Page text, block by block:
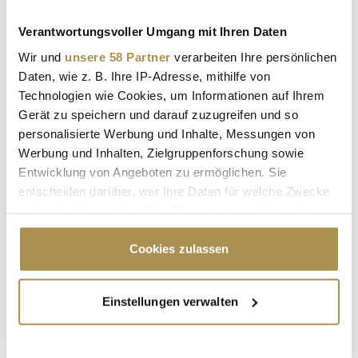
Verantwortungsvoller Umgang mit Ihren Daten
Wir und unsere 58 Partner verarbeiten Ihre persönlichen
Daten, wie z. B. Ihre IP-Adresse, mithilfe von
Technologien wie Cookies, um Informationen auf Ihrem
Gerät zu speichern und darauf zuzugreifen und so
personalisierte Werbung und Inhalte, Messungen von
Werbung und Inhalten, Zielgruppenforschung sowie
Entwicklung von Angeboten zu ermöglichen. Sie
entscheiden darüber, wer Ihre Daten für welche Zwecke
Cookie-Erklärung oder durch Klicken auf das Privacy
Trigger Symbol ändern oder widerrufen
Informationen über Ihre geografische Lage
erfassen, welche bis auf einige Meter genau sein
Cookies zulassen
Einstellungen verwalten
Sicherheitscode bestätigen:*
ABSENDEN
* Pflichtfelder.